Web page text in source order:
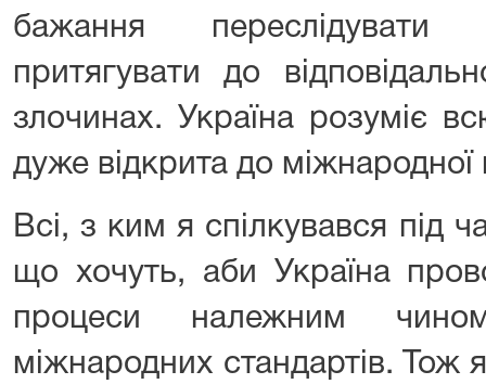
бажання переслідувати
притягувати до
злочинах. Україна розуміє
дуже відкрита до
Всі, з ким я спілкувався під
що хочуть, аби Україна
процеси належним
міжнародних стандартів. Тож